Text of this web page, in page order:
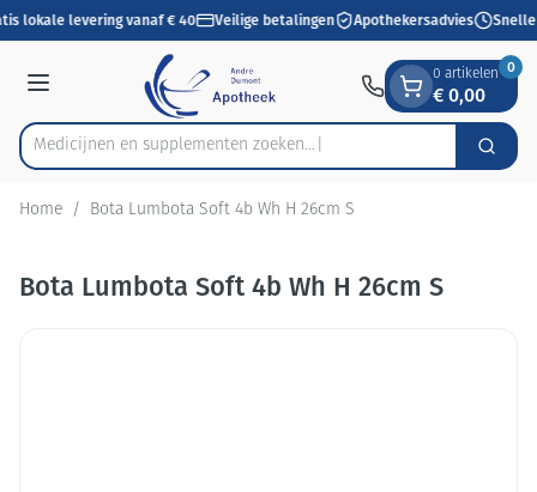
Ga naar de inhoud
1 van 1
lokale levering vanaf € 40 Veilige betalingen Apothekersadvies Snelle
Menu
Product, merk, categorie...
Medicijnen en supplementen zoeken... Zoek
0 artikelen
€ 0,00
0
Home / Bota Lumbota Soft 4b Wh H 26cm S
Bota Lumbota Soft 4b Wh H 26cm S